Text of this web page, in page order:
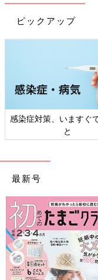
ピックアップ
感染症対策、いますぐ
と
最新号